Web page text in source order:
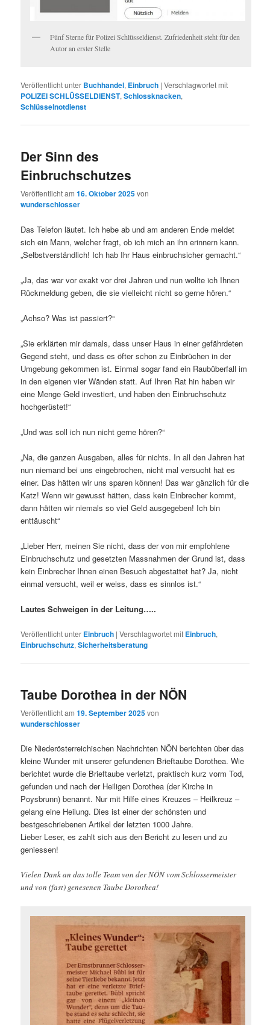
Fünf Sterne für Polizei Schlüsseldienst. Zufriedenheit steht für den
Autor an erster Stelle
Veröffentlicht unter Buchhandel, Einbruch |Verschlagwortet mit
POLIZEI SCHLÜSSELDIENST,Schlossknacken,
Schlüsselnotdienst
Der Sinn des
Einbruchschutzes
Veröffentlicht am16. Oktober 2025von
wunderschlosser
Das Telefon läutet. Ich hebe ab und am anderen Ende meldet
sich ein Mann, welcher fragt, ob ich mich an ihn erinnern kann.
„Selbstverständlich! Ich hab Ihr Haus einbruchsicher gemacht.“
„Ja, das war vor exakt vor drei Jahren und nun wollte ich Ihnen
Rückmeldung geben, die sie vielleicht nicht so gerne hören.“
„Achso? Was ist passiert?“
„Sie erklärten mir damals, dass unser Haus in einer gefährdeten
Gegend steht, und dass es öfter schon zu Einbrüchen in der
Umgebung gekommen ist. Einmal sogar fand ein Raubüberfall im
in den eigenen vier Wänden statt. Auf Ihren Rat hin haben wir
eine Menge Geld investiert, und haben den Einbruchschutz
hochgerüstet!“
„Und was soll ich nun nicht gerne hören?“
„Na, die ganzen Ausgaben, alles für nichts. In all den Jahren hat
nun niemand bei uns eingebrochen, nicht mal versucht hat es
einer. Das hätten wir uns sparen können! Das war gänzlich für die
Katz! Wenn wir gewusst hätten, dass kein Einbrecher kommt,
dann hätten wir niemals so viel Geld ausgegeben! Ich bin
enttäuscht“
„Lieber Herr, meinen Sie nicht, dass der von mir empfohlene
Einbruchschutz und gesetzten Massnahmen der Grund ist, dass
kein Einbrecher Ihnen einen Besuch abgestattet hat? Ja, nicht
einmal versucht, weil er weiss, dass es sinnlos ist.“
Lautes Schweigen in der Leitung…..
Veröffentlicht unter Einbruch |Verschlagwortet mit Einbruch,
Einbruchschutz,Sicherheitsberatung
Taube Dorothea in der NÖN
Veröffentlicht am19. September 2025von
wunderschlosser
Die Niederösterreichischen Nachrichten NÖN berichten über das
kleine Wunder mit unserer gefundenen Brieftaube Dorothea. Wie
berichtet wurde die Brieftaube verletzt, praktisch kurz vorm Tod,
gefunden und nach der Heiligen Dorothea (der Kirche in
Poysbrunn) benannt. Nur mit Hilfe eines Kreuzes – Heilkreuz –
gelang eine Heilung. Dies ist einer der schönsten und
bestgeschriebenen Artikel der letzten 1000 Jahre.
Lieber Leser, es zahlt sich aus den Bericht zu lesen und zu
geniessen!
Vielen Dank an das tolle Team von der NÖN vom Schlossermeister
und von (fast) genesenen Taube Dorothea!